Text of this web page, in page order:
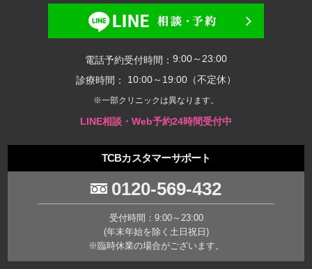
電話予約受付時間： 9:00～23:00
診療時間：
10:00～19:00（不定休）
※一部クリニックは異なります。
LINE相談・Web予約24時間受付中
TCBカスタマーサポート
0120-569-432
受付時間：9:00～23:00
(年末年始を除く土日祝日)
※臨時休業の場合がございます。